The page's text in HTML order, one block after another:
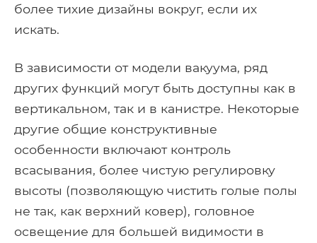
более тихие дизайны вокруг, если их
искать.
В зависимости от модели вакуума, ряд
других функций могут быть доступны как в
вертикальном, так и в канистре. Некоторые
другие общие конструктивные
особенности включают контроль
всасывания, более чистую регулировку
высоты (позволяющую чистить голые полы
не так, как верхний ковер), головное
освещение для большей видимости в